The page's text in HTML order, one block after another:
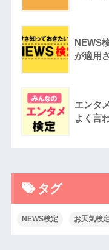
NEWS
が適用
エンタ
よく言
タグ
NEWS検定 お天気検定